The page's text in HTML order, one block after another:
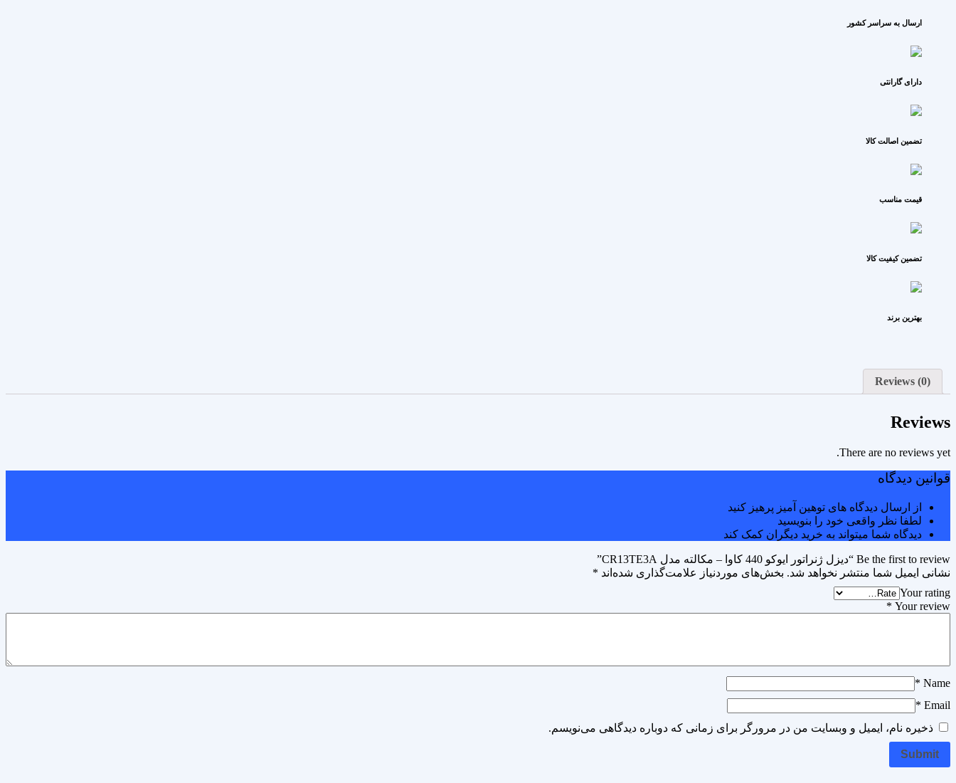
ارسال به سراسر کشور
دارای گارانتی
تضمین اصالت کالا
قیمت مناسب
تضمین کیفیت کالا
بهترین برند
Reviews (0)
Reviews
There are no reviews yet.
قوانین دیدگاه
از ارسال دیدگاه های توهین آمیز پرهیز کنید
لطفا نظر واقعی خود را بنویسید
دیدگاه شما میتواند به خرید دیگران کمک کند
Be the first to review “دیزل ژنراتور ایوکو 440 کاوا – مکالته مدل CR13TE3A”
نشانی ایمیل شما منتشر نخواهد شد. بخش‌های موردنیاز علامت‌گذاری شده‌اند *
Your rating
Your review
*
Name
*
Email
*
ذخیره نام، ایمیل و وبسایت من در مرورگر برای زمانی که دوباره دیدگاهی می‌نویسم.